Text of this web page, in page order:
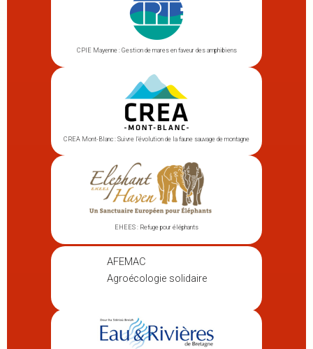
CPIE Mayenne : Gestion de mares en faveur des amphibiens
CREA Mont-Blanc : Suivre l’évolution de la faune sauvage de montagne
EHEES : Refuge pour éléphants
AFEMAC
Agroécologie solidaire